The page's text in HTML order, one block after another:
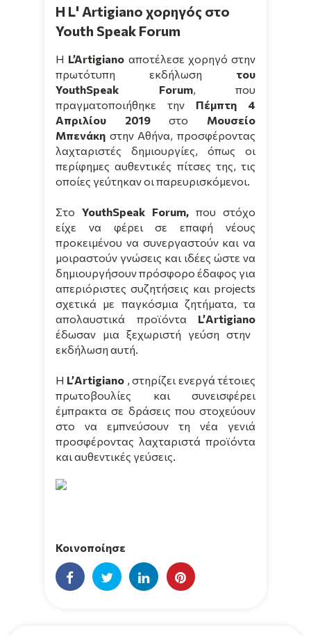
Η L' Artigiano χορηγός στο
Youth Speak Forum
Η L’Artigiano αποτέλεσε χορηγό στην
πρωτότυπη εκδήλωση του
YouthSpeak
Forum, που
πραγματοποιήθηκε την Πέμπτη 4
Απριλίου 2019στο Μουσείο
Μπενάκη στην Αθήνα, προσφέροντας
λαχταριστές δημιουργίες, όπως οι
περίφημες αυθεντικές πίτσες της, τις
οποίες γεύτηκαν οι παρευρισκόμενοι.
Στο YouthSpeak Forum, που στόχο
είχε να φέρει σε επαφή νέους
προκειμένου να συνεργαστούν και να
μοιραστούν γνώσεις και ιδέες ώστε να
δημιουργήσουν πρόσφορο έδαφος για
απεριόριστες συζητήσεις και projects
σχετικά με παγκόσμια ζητήματα, τα
απολαυστικά προϊόντα
L’Αrtigiano
έδωσαν μια ξεχωριστή γεύση στην
εκδήλωση αυτή.
Η L’Αrtigiano , στηρίζει ενεργά τέτοιες
πρωτοβουλίες και συνεισφέρει
έμπρακτα σε δράσεις που στοχεύουν
στο να εμπνεύσουν τη νέα γενιά
προσφέροντας λαχταριστά προϊόντα
και αυθεντικές γεύσεις.
Κοινοποίησε